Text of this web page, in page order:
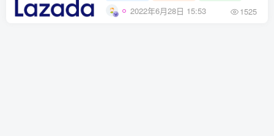
2022年6月28日 15:53 1525